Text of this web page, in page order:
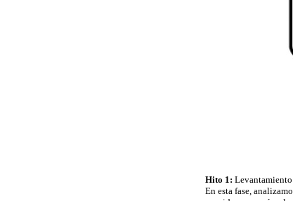
Hito 1:
En esta fase,